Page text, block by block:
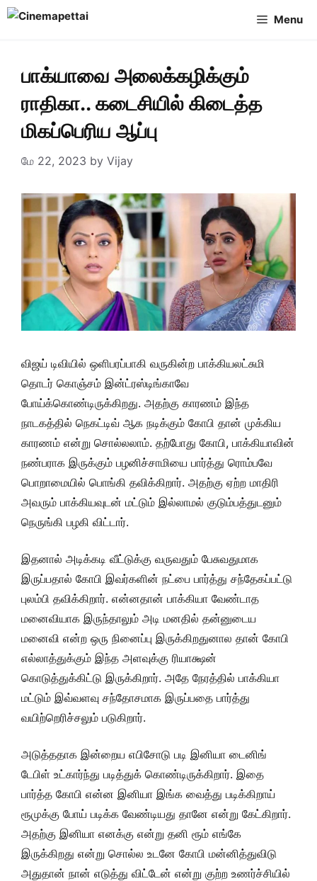
Skip
Menu
பாக்யாவை அலைக்கழிக்கும்
ராதிகா.. கடைசியில் கிடைத்த
மிகப்பெரிய ஆப்பு
மே 22, 2023 by Vijay
விஜய் டிவியில் ஒளிபரப்பாகி வருகின்ற பாக்கியலட்சுமி
தொடர் கொஞ்சம் இன்ட்ரஸ்டிங்காவே
போய்க்கொண்டிருக்கிறது. அதற்கு காரணம் இந்த
நாடகத்தில் நெகட்டிவ் ஆக நடிக்கும் கோபி தான் முக்கிய
காரணம் என்று சொல்லலாம். தற்போது கோபி, பாக்கியாவின்
நண்பராக இருக்கும் பழனிச்சாமியை பார்த்து ரொம்பவே
பொறாமையில் பொங்கி தவிக்கிறார். அதற்கு ஏற்ற மாதிரி
அவரும் பாக்கியவுடன் மட்டும் இல்லாமல் குடும்பத்துடனும்
நெருங்கி பழகி விட்டார்.
இதனால் அடிக்கடி வீட்டுக்கு வருவதும் பேசுவதுமாக
இருப்பதால் கோபி இவர்களின் நட்பை பார்த்து சந்தேகப்பட்டு
புலம்பி தவிக்கிறார். என்னதான் பாக்கியா வேண்டாத
மனைவியாக இருந்தாலும் அடி மனதில் தன்னுடைய
மனைவி என்ற ஒரு நினைப்பு இருக்கிறதுனால தான் கோபி
எல்லாத்துக்கும் இந்த அளவுக்கு ரியாக்ஷன்
கொடுத்துக்கிட்டு இருக்கிறார். அதே நேரத்தில் பாக்கியா
மட்டும் இவ்வளவு சந்தோசமாக இருப்பதை பார்த்து
வயிற்றெரிச்சலும் படுகிறார்.
அடுத்ததாக இன்றைய எபிசோடு படி இனியா டைனிங்
டேபிள் உட்கார்ந்து படித்துக் கொண்டிருக்கிறார். இதை
பார்த்த கோபி என்ன இனியா இங்க வைத்து படிக்கிறாய்
ரூமுக்கு போய் படிக்க வேண்டியது தானே என்று கேட்கிறார்.
அதற்கு இனியா எனக்கு என்று தனி ரூம் எங்கே
இருக்கிறது என்று சொல்ல உடனே கோபி மன்னித்துவிடு
அதுதான் நான் எடுத்து விட்டேன் என்று குற்ற உணர்ச்சியில்